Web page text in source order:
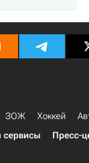
ЗОЖ Хоккей
сервисы Пресс-